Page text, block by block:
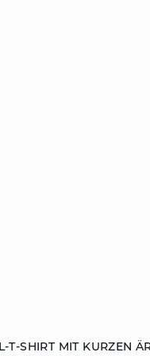
T-SHIRT MIT KURZEN